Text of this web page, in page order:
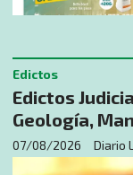
Edictos
Geología,
Diario
Edictos
07/08/2026